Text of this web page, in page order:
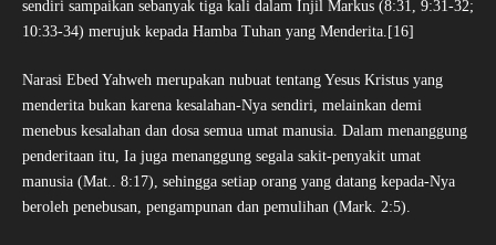
sendiri sampaikan sebanyak tiga kali dalam Injil Markus (8:31, 9:31-32;
10:33-34) merujuk kepada Hamba Tuhan yang Menderita.[16]
Narasi Ebed Yahweh merupakan nubuat tentang Yesus Kristus yang
menderita bukan karena kesalahan-Nya sendiri, melainkan demi
menebus kesalahan dan dosa semua umat manusia. Dalam menanggung
penderitaan itu, Ia juga menanggung segala sakit-penyakit umat
manusia (Mat.. 8:17), sehingga setiap orang yang datang kepada-Nya
beroleh penebusan, pengampunan dan pemulihan (Mark. 2:5).